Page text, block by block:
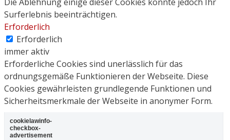
Surferlebnis beeinträchtigen.
Erforderlich
Erforderlich
immer aktiv
Erforderliche Cookies sind unerlässlich für das
ordnungsgemäße Funktionieren der Webseite. Diese
Cookies gewährleisten grundlegende Funktionen und
Sicherheitsmerkmale der Webseite in anonymer Form.
cookielawinfo-
checkbox-
advertisement